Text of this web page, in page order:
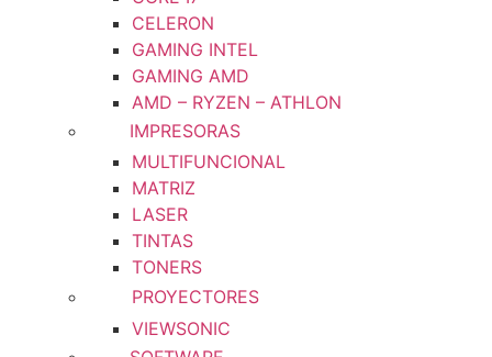
CELERON
GAMING INTEL
GAMING AMD
AMD – RYZEN – ATHLON
IMPRESORAS
MULTIFUNCIONAL
MATRIZ
LASER
TINTAS
TONERS
PROYECTORES
VIEWSONIC